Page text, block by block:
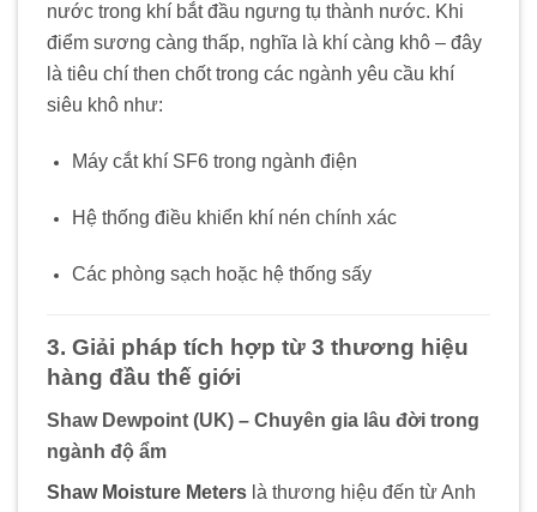
nước trong khí bắt đầu ngưng tụ thành nước. Khi
điểm sương càng thấp, nghĩa là khí càng khô – đây
là tiêu chí then chốt trong các ngành yêu cầu khí
siêu khô như:
Máy cắt khí SF6 trong ngành điện
Hệ thống điều khiển khí nén chính xác
Các phòng sạch hoặc hệ thống sấy
3. Giải pháp tích hợp từ 3 thương hiệu
hàng đầu thế giới
Shaw Dewpoint (UK) – Chuyên gia lâu đời trong
ngành độ ẩm
Shaw Moisture Meters là thương hiệu đến từ Anh